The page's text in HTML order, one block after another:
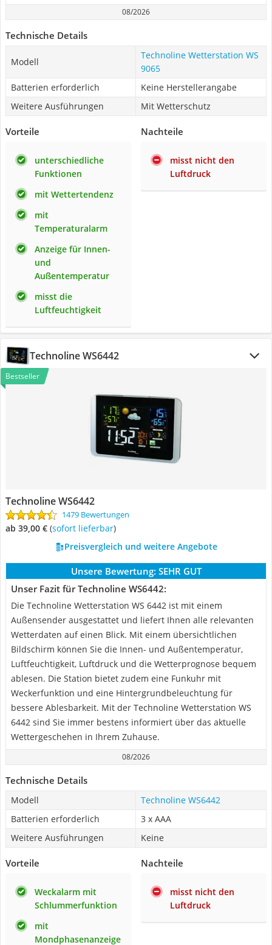
08/2026
Technische Details
Modell
Technoline Wetterstation WS
9065
Batterien erforderlich
Keine Herstellerangabe
Weitere Ausführungen
Mit Wetterschutz
Vorteile
unterschiedliche
Funktionen
mit Wettertendenz
mit
Temperaturalarm
Anzeige für Innen-
und
Außentemperatur
misst die
Luftfeuchtigkeit
Nachteile
misst nicht den
Luftdruck
Technoline WS6442
Bestseller
Technoline WS6442
1479 Bewertungen
ab 39,00 € ( Sofort lieferbar)
Preisvergleich und weitere Angebote
Unsere Bewertung: SEHR GUT
Unser Fazit für Technoline WS6442:
Die Technoline Wetterstation WS 6442 ist mit einem
Außensender ausgestattet und liefert Ihnen alle relevanten
Wetterdaten auf einen Blick. Mit einem übersichtlichen
Bildschirm können Sie die Innen- und Außentemperatur,
Luftfeuchtigkeit, Luftdruck und die Wetterprognose bequem
ablesen. Die Station bietet zudem eine Funkuhr mit
Weckerfunktion und eine Hintergrundbeleuchtung für
bessere Ablesbarkeit. Mit der Technoline Wetterstation WS
6442 sind Sie immer bestens informiert über das aktuelle
Wettergeschehen in Ihrem Zuhause.
08/2026
Technische Details
Modell
Technoline WS6442
Batterien erforderlich
3 x AAA
Weitere Ausführungen
Keine
Vorteile
Weckalarm mit
Schlummerfunktion
mit
Mondphasenanzeige
Nachteile
misst nicht den
Luftdruck